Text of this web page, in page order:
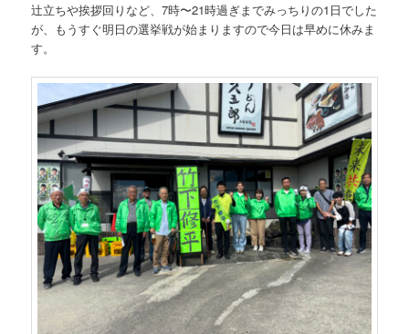
辻立ちや挨拶回りなど、7時〜21時過ぎまでみっちりの1日でした
が、もうすぐ明日の選挙戦が始まりますので今日は早めに休みま
す。